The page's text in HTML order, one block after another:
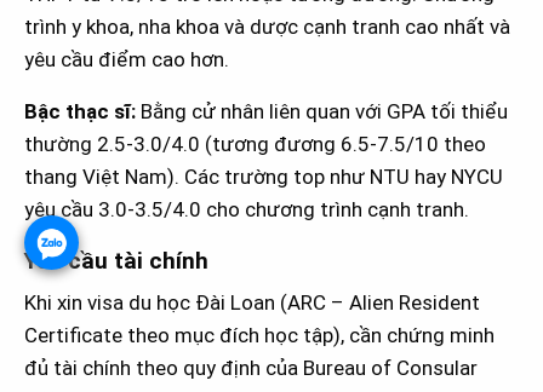
trình y khoa, nha khoa và dược cạnh tranh cao nhất và
yêu cầu điểm cao hơn.
Bậc thạc sĩ: Bằng cử nhân liên quan với GPA tối thiểu
thường 2.5-3.0/4.0 (tương đương 6.5-7.5/10 theo
thang Việt Nam). Các trường top như NTU hay NYCU
yêu cầu 3.0-3.5/4.0 cho chương trình cạnh tranh.
Yêu cầu tài chính
Khi xin visa du học Đài Loan (ARC – Alien Resident
Certificate theo mục đích học tập), cần chứng minh
đủ tài chính theo quy định của Bureau of Consular